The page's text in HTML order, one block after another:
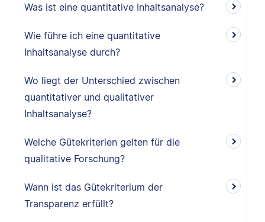
Was ist eine quantitative Inhaltsanalyse?
Wie führe ich eine quantitative
Inhaltsanalyse durch?
Wo liegt der Unterschied zwischen
quantitativer und qualitativer
Inhaltsanalyse?
Welche Gütekriterien gelten für die
qualitative Forschung?
Wann ist das Gütekriterium der
Transparenz erfüllt?